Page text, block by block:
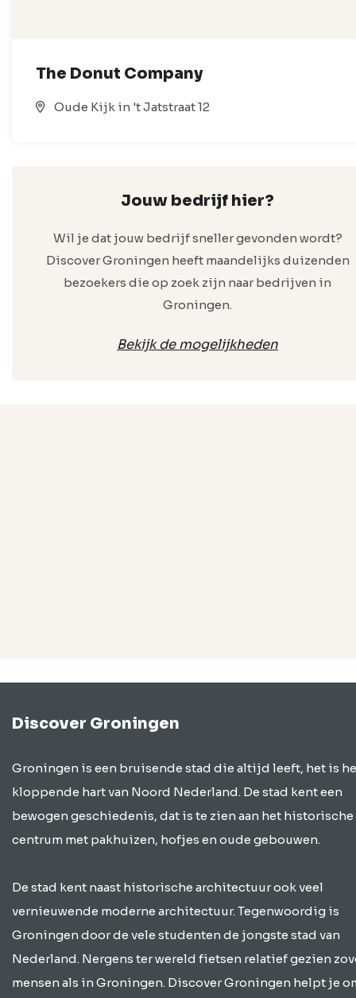
The Donut Company
Oude Kijk in 't Jatstraat 12
Jouw bedrijf hier?
Wil je dat jouw bedrijf sneller gevonden wordt?
Discover Groningen heeft maandelijks duizenden
bezoekers die op zoek zijn naar bedrijven in
Groningen.
Bekijk de mogelijkheden
Discover Groningen
Groningen is een bruisende stad die altijd leeft, het is
kloppende hart van Noord Nederland. De stad kent een
bewogen geschiedenis, dat is te zien aan het historische
centrum met pakhuizen, hofjes en oude gebouwen.
De stad kent naast historische architectuur ook veel
vernieuwende moderne architectuur. Tegenwoordig is
Groningen door de vele studenten de jongste stad van
Nederland. Nergens ter wereld fietsen relatief gezien
mensen als in Groningen. Discover Groningen helpt je